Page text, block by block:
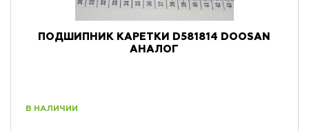
ПОДШИПНИК КАРЕТКИ D581814 DOOSAN
АНАЛОГ
В НАЛИЧИИ